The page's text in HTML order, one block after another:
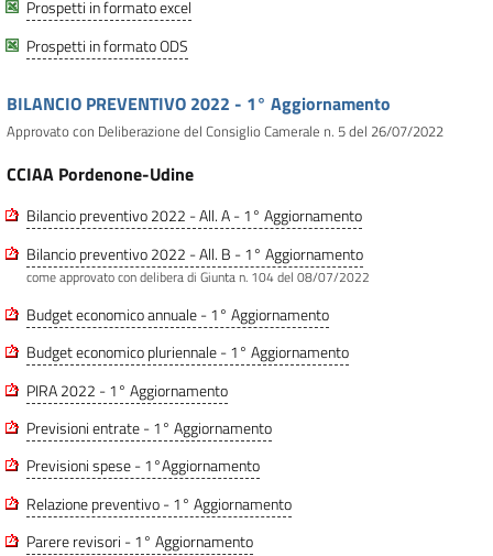
Prospetti in formato excel
Prospetti in formato ODS
BILANCIO PREVENTIVO 2022 - 1° Aggiornamento
Approvato con Deliberazione del Consiglio Camerale n. 5 del 26/07/2022
CCIAA Pordenone-Udine
Bilancio preventivo 2022 - All. A - 1° Aggiornamento
Bilancio preventivo 2022 - All. B - 1° Aggiornamento
come approvato con delibera di Giunta n. 104 del 08/07/2022
Budget economico annuale - 1° Aggiornamento
Budget economico pluriennale - 1° Aggiornamento
PIRA 2022 - 1° Aggiornamento
Previsioni entrate - 1° Aggiornamento
Previsioni spese - 1°Aggiornamento
Relazione preventivo - 1° Aggiornamento
Parere revisori - 1° Aggiornamento